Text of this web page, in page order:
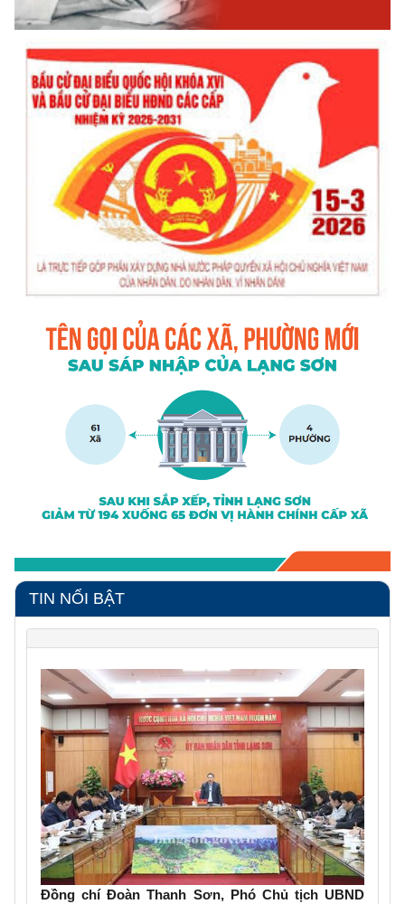
TIN NỔI BẬT
Đồng chí Đoàn Thanh Sơn, Phó Chủ tịch UBND